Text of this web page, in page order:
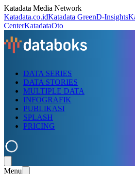
Katadata Media Network
Katadata.co.idKatadata GreenD-Insights
CenterKatadataOto
DATA SERIES
DATA STORIES
MULTIPLE DATA
INFOGRAFIK
PUBLIKASI
SPLASH
PRICING
Menu